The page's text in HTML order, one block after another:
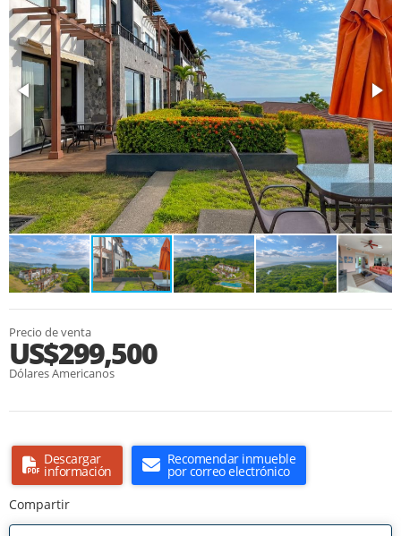
Precio de venta
US$299,500
Dólares Americanos
Descargar
información
Recomendar inmueble
por correo electrónico
Compartir